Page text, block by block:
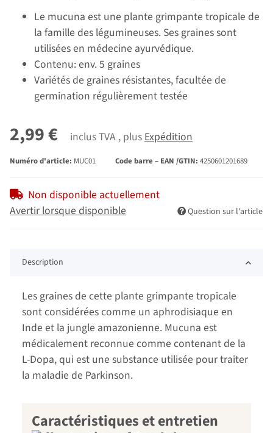
Le mucuna est une plante grimpante tropicale de
la famille des légumineuses. Ses graines sont
utilisées en médecine ayurvédique.
Contenu: env. 5 graines
Variétés de graines résistantes, facultée de
germination régulièrement testée
2,99 € inclus TVA , plusExpédition
Numéro d'article: MUC01 Code barre – EAN /GTIN: 4250601201689
Non disponible actuellement
Avertir lorsque disponible
Question sur l'article
Description
Les graines de cette plante grimpante tropicale
sont considérées comme un aphrodisiaque en
Inde et la jungle amazonienne. Mucuna est
médicalement reconnue comme contenant de la
L-Dopa, qui est une substance utilisée pour traiter
la maladie de Parkinson.
Caractéristiques et entretien